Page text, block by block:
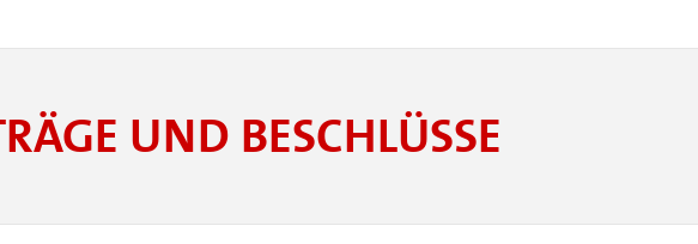
UND BESCHLÜSSE